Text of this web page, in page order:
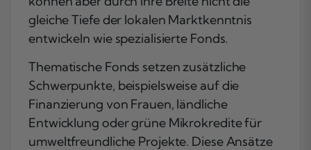
gleiche Tiefe der lokalen Marktkenntnis
entwickeln wie spezialisierte Fonds.
Thematische Fonds setzen zusätzliche
Schwerpunkte, beispielsweise auf die
Finanzierung von Frauen, ländliche
Entwicklung oder grüne Mikrokredite für
umweltfreundliche Projekte. Diese Ansätze